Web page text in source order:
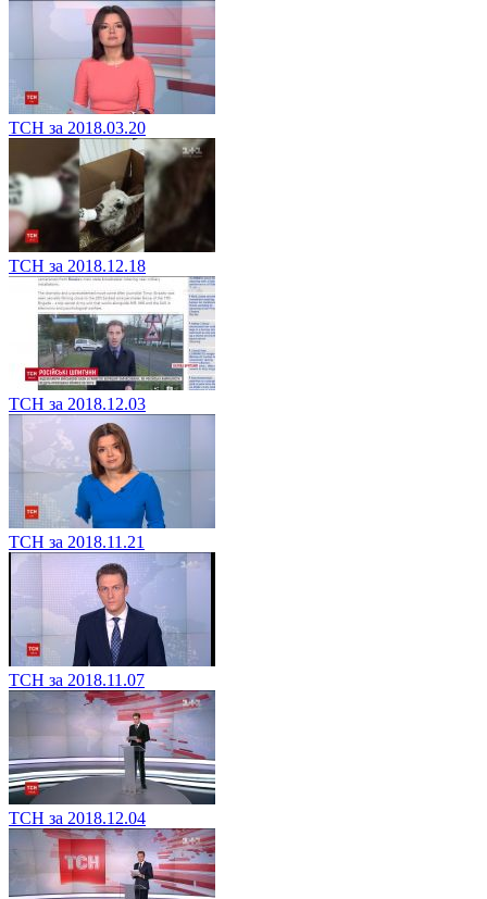
ТСН за 2018.03.20
ТСН за 2018.12.18
ТСН за 2018.12.03
ТСН за 2018.11.21
ТСН за 2018.11.07
ТСН за 2018.12.04